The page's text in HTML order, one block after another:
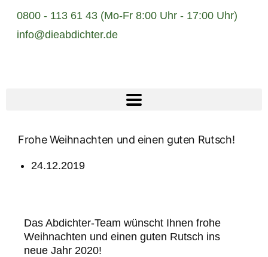
0800 - 113 61 43 (Mo-Fr 8:00 Uhr - 17:00 Uhr)
info@dieabdichter.de
FÜR IHRE VIER
Frohe Weihnachten und einen guten Rutsch!
24.12.2019
Das Abdichter-Team wünscht Ihnen frohe
Weihnachten und einen guten Rutsch ins
neue Jahr 2020!